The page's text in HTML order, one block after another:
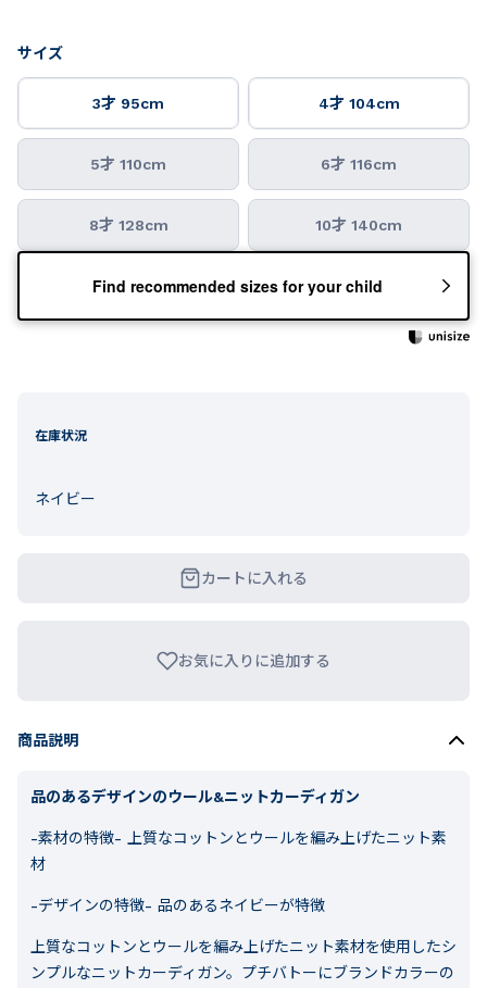
サイズ
3才 95cm 4才 104cm
5才 110cm 6才 116cm
8才 128cm 10才 140cm
Find recommended sizes for your child
在庫状況
ネイビー
カートに入れる
お気に入りに追加する
商品説明
品のあるデザインのウール&ニットカーディガン
-素材の特徴- 上質なコットンとウールを編み上げたニット素
材
-デザインの特徴- 品のあるネイビーが特徴
上質なコットンとウールを編み上げたニット素材を使用したシ
ンプルなニットカーディガン。プチバトーにブランドカラーの